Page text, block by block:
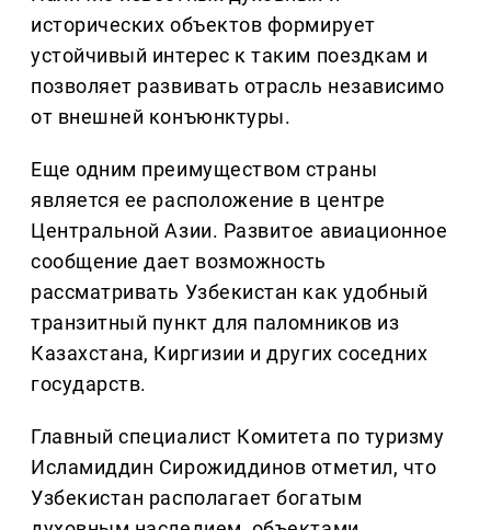
исторических объектов формирует
устойчивый интерес к таким поездкам и
позволяет развивать отрасль независимо
от внешней конъюнктуры.
Еще одним преимуществом страны
является ее расположение в центре
Центральной Азии. Развитое авиационное
сообщение дает возможность
рассматривать Узбекистан как удобный
транзитный пункт для паломников из
Казахстана, Киргизии и других соседних
государств.
Главный специалист Комитета по туризму
Исламиддин Сирожиддинов отметил, что
Узбекистан располагает богатым